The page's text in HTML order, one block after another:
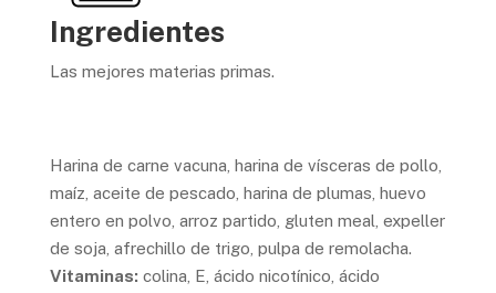
Ingredientes
Las mejores materias primas.
Harina de carne vacuna, harina de vísceras de pollo,
maíz, aceite de pescado, harina de plumas, huevo
entero en polvo, arroz partido, gluten meal, expeller
de soja, afrechillo de trigo, pulpa de remolacha.
Vitaminas: colina, E, ácido nicotínico, ácido